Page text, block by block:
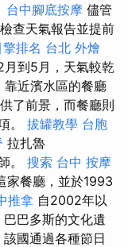
台中腳底按摩 儘管
查天氣報告並提前
排名 台北 外燴
月到5月，天氣較乾
近濱水區的餐廳
了前景，而餐廳則
。 拔罐教學 台胞
拉扎魯
。 搜索 台中 按摩
家餐廳，並於1993
推拿 自2002年以
巴多斯的文化遺
國通過各種節日